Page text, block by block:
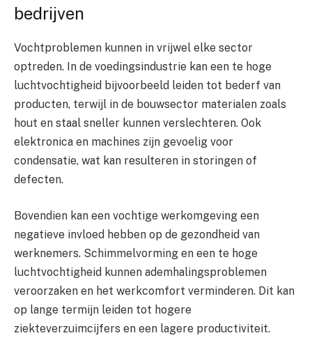
bedrijven
Vochtproblemen kunnen in vrijwel elke sector
optreden. In de voedingsindustrie kan een te hoge
luchtvochtigheid bijvoorbeeld leiden tot bederf van
producten, terwijl in de bouwsector materialen zoals
hout en staal sneller kunnen verslechteren. Ook
elektronica en machines zijn gevoelig voor
condensatie, wat kan resulteren in storingen of
defecten.
Bovendien kan een vochtige werkomgeving een
negatieve invloed hebben op de gezondheid van
werknemers. Schimmelvorming en een te hoge
luchtvochtigheid kunnen ademhalingsproblemen
veroorzaken en het werkcomfort verminderen. Dit kan
op lange termijn leiden tot hogere
ziekteverzuimcijfers en een lagere productiviteit.